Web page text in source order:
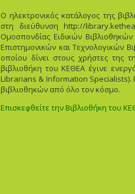
O ηλεκτρονικός κατάλογος της
στη διεύθυνση http://
Oμοσπονδίας Eιδικών
Eπιστημονικών και Tεχνολογικών
οποίου δίνει στους χρήστες της
βιβλιοθήκη του ΚΕΘΕΑ έγινε
Librarians & Information Specialists).
βιβλιοθηκών από όλο τον κόσμο.
Επισκεφθείτε την Βιβλιοθήκη του